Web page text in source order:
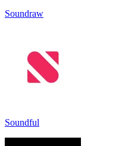
Soundraw
Soundful